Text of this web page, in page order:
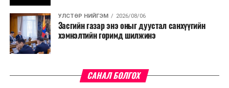
Төсвийн сахилга бат сайжирч, эдийн засгийн нөхцөл
байдал хэвийн болсон тохиолдолд эдгээр
хязгаарлалтыг үе шаттайгаар сулруулах юм.
УЛСТӨР НИЙГЭМ 2026/08/06
Засгийн газар энэ оныг дуустал санхүүгийн
хэмнэлтийн горимд шилжинэ
САНАЛ БОЛГОХ